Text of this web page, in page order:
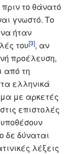
το θάνατό
γνωστό. Το
ήταν
του[3], αν
προέλευση,
από τη
ελληνικά
με αρκετές
επιστολές
δε δύναται
λέξεις